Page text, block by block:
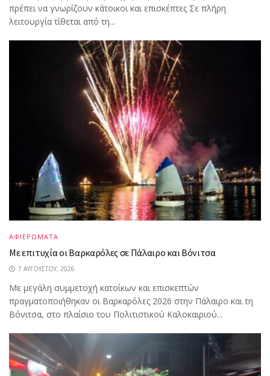
πρέπει να γνωρίζουν κάτοικοι και επισκέπτες Σε πλήρη
λειτουργία τίθεται από τη...
ΑΦΙΕΡΩΜΑΤΑ
Με επιτυχία οι Βαρκαρόλες σε Πάλαιρο και Βόνιτσα
7 ΑΥΓΟΎΣΤΟΥ, 2026
Με μεγάλη συμμετοχή κατοίκων και επισκεπτών
πραγματοποιήθηκαν οι Βαρκαρόλες 2026 στην Πάλαιρο και τη
Βόνιτσα, στο πλαίσιο του Πολιτιστικού Καλοκαιριού...